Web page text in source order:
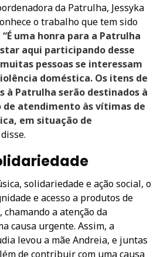
da Patrulha, Jessyka
o trabalho que tem sido
“É uma honra para a Patrulha
aqui participando desse
pessoas se interessam
doméstica. Os itens de
à Patrulha serão destinados à
de atendimento às vítimas de
em situação de
solidariedade e ação social, o
e acesso a produtos de
a atenção da
causa urgente. Assim, a
levou a mãe Andreia, e juntas
de contribuir com uma causa